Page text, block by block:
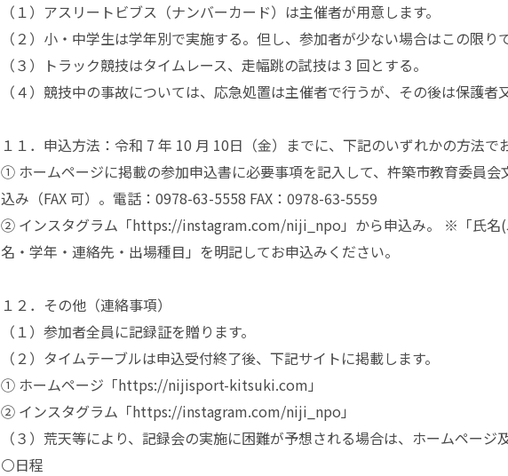
（１）アスリートビブス（ナンバーカード）は主催者が用意します。
（２）小・中学生は学年別で実施する。但し、参加者が少ない場合はこの限り
（３）トラック競技はタイムレース、走幅跳の試技は 3 回とする。
（４）競技中の事故については、応急処置は主催者で行うが、その後は保護者
１１．申込方法：令和 7 年 10 月 10日（金）までに、下記のいずれかの方法で
① ホームページに掲載の参加申込書に必要事項を記入して、杵築市教育委員
込み（FAX 可）。電話：0978-63-5558 FAX：0978-63-5559
② インスタグラム「https://instagram.com/niji_npo」から申込み。 ※「氏名(
名・学年・連絡先・出場種目」を明記してお申込みください。
１２．その他（連絡事項）
（１）参加者全員に記録証を贈ります。
（２）タイムテーブルは申込受付終了後、下記サイトに掲載します。
① ホームページ「https://nijisport-kitsuki.com」
② インスタグラム「https://instagram.com/niji_npo」
（３）荒天等により、記録会の実施に困難が予想される場合は、ホームページ
⚪️日程